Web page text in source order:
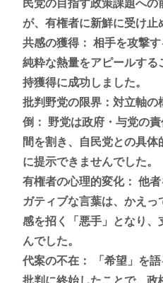
民党の目指す政策課題へ
が、有権者に新鮮に受け止
共感の獲得： 相手を攻撃
純粋な熱量をアピールす
持獲得に成功しました。
批判野党の限界：対立軸
倒： 野党は政府・与党の
間を割き、自民党との具
に提示できませんでした。
有権者の心理的変化： 他
ガティブな言葉は、かえ
感を招く「悪手」となり
んでした。
代案の不在： 「希望」を